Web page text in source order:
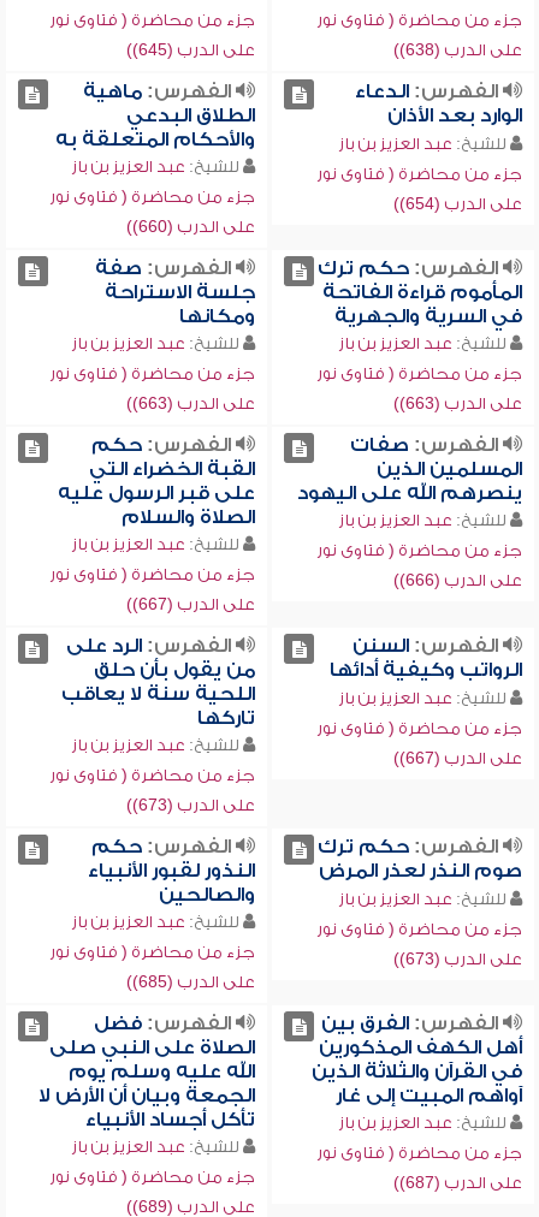
جزء من محاضرة ( فتاوى نور
على الدرب (638))
جزء من محاضرة ( فتاوى نور
على الدرب (645))
الفهرس:الدعاء
الوارد بعد الأذان
للشيخ: عبد العزيز بن باز
جزء من محاضرة ( فتاوى نور
على الدرب (654))
الفهرس:ماهية
الطلاق البدعي
والأحكام المتعلقة به
للشيخ: عبد العزيز بن باز
جزء من محاضرة ( فتاوى نور
على الدرب (660))
الفهرس:حكم ترك
المأموم قراءة الفاتحة
في السرية والجهرية
للشيخ: عبد العزيز بن باز
جزء من محاضرة ( فتاوى نور
على الدرب (663))
الفهرس: صفة
جلسة الاستراحة
ومكانها
للشيخ: عبد العزيز بن باز
جزء من محاضرة ( فتاوى نور
على الدرب (663))
الفهرس: صفات
المسلمين الذين
ينصرهم الله على اليهود
للشيخ: عبد العزيز بن باز
جزء من محاضرة ( فتاوى نور
على الدرب (666))
الفهرس:حكم
القبة الخضراء التي
على قبر الرسول عليه
الصلاة والسلام
للشيخ: عبد العزيز بن باز
جزء من محاضرة ( فتاوى نور
على الدرب (667))
الفهرس:السنن
الرواتب وكيفية أدائها
للشيخ: عبد العزيز بن باز
جزء من محاضرة ( فتاوى نور
على الدرب (667))
الفهرس:الرد على
من يقول بأن حلق
اللحية سنة لا يعاقب
تاركها
للشيخ: عبد العزيز بن باز
جزء من محاضرة ( فتاوى نور
على الدرب (673))
الفهرس:حكم ترك
صوم النذر لعذر المرض
للشيخ: عبد العزيز بن باز
جزء من محاضرة ( فتاوى نور
على الدرب (673))
الفهرس:حكم
النذور لقبور الأنبياء
والصالحين
للشيخ: عبد العزيز بن باز
جزء من محاضرة ( فتاوى نور
على الدرب (685))
الفهرس:الفرق بين
أهل الكهف المذكورين
في القرآن والثلاثة الذين
آواهم المبيت إلى غار
للشيخ: عبد العزيز بن باز
جزء من محاضرة ( فتاوى نور
على الدرب (687))
الفهرس:فضل
الصلاة على النبي صلى
الله عليه وسلم يوم
الجمعة وبيان أن الأرض لا
تأكل أجساد الأنبياء
للشيخ: عبد العزيز بن باز
جزء من محاضرة ( فتاوى نور
على الدرب (689))